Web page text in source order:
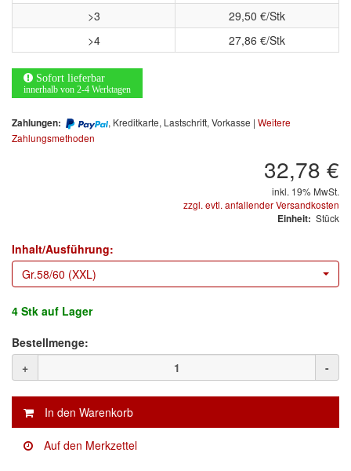
(9)
COLOR-EXPERT
E-D
EVERCOAT
(2)
Facdos
(8)
Mirka
(3)
Proma
(21)
Sia
>3
29,50 €/Stk
>4
27,86 €/Stk
Sofort lieferbar
innerhalb von 2-4 Werktagen
Zahlungen: , Kreditkarte, Lastschrift, Vorkasse | Weitere
Zahlungsmethoden
32,78 €
inkl. 19% MwSt.
zzgl. evtl. anfallender Versandkosten
Einheit: Stück
Inhalt/Ausführung:
Gr.58/60 (XXL)
4 Stk auf Lager
Bestellmenge:
+
-